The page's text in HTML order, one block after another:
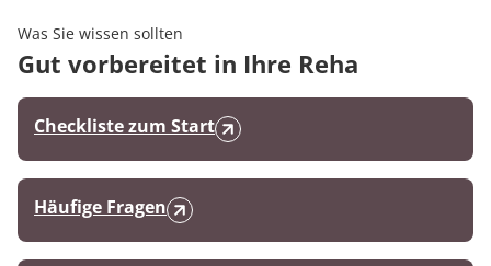
Was Sie wissen sollten
Gut vorbereitet in Ihre Reha
Checkliste zum Start
Häufige Fragen